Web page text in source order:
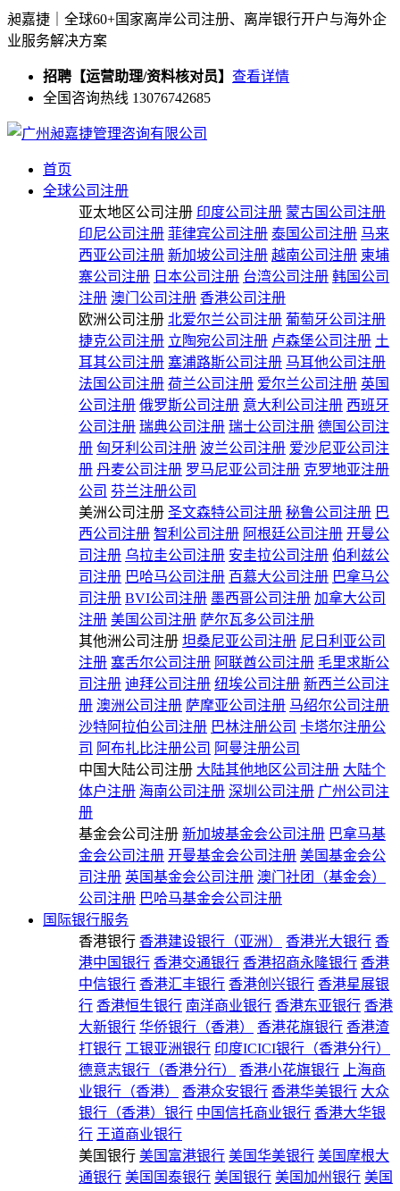
昶嘉捷｜全球60+国家离岸公司注册、离岸银行开户与海外企
业服务解决方案
招聘【运营助理/资料核对员】 查看详情
全国咨询热线 13076742685
首页
全球公司注册
亚太地区公司注册 印度公司注册 蒙古国公司注册
印尼公司注册 菲律宾公司注册 泰国公司注册 马来
西亚公司注册 新加坡公司注册 越南公司注册 柬埔
寨公司注册 日本公司注册 台湾公司注册 韩国公司
注册 澳门公司注册 香港公司注册
欧洲公司注册 北爱尔兰公司注册 葡萄牙公司注册
捷克公司注册 立陶宛公司注册 卢森堡公司注册 土
耳其公司注册 塞浦路斯公司注册 马耳他公司注册
法国公司注册 荷兰公司注册 爱尔兰公司注册 英国
公司注册 俄罗斯公司注册 意大利公司注册 西班牙
公司注册 瑞典公司注册 瑞士公司注册 德国公司注
册 匈牙利公司注册 波兰公司注册 爱沙尼亚公司注
册 丹麦公司注册 罗马尼亚公司注册 克罗地亚注册
公司 芬兰注册公司
美洲公司注册 圣文森特公司注册 秘鲁公司注册 巴
西公司注册 智利公司注册 阿根廷公司注册 开曼公
司注册 乌拉圭公司注册 安圭拉公司注册 伯利兹公
司注册 巴哈马公司注册 百慕大公司注册 巴拿马公
司注册 BVI公司注册 墨西哥公司注册 加拿大公司
注册 美国公司注册 萨尔瓦多公司注册
其他洲公司注册 坦桑尼亚公司注册 尼日利亚公司
注册 塞舌尔公司注册 阿联酋公司注册 毛里求斯公
司注册 迪拜公司注册 纽埃公司注册 新西兰公司注
册 澳洲公司注册 萨摩亚公司注册 马绍尔公司注册
沙特阿拉伯公司注册 巴林注册公司 卡塔尔注册公
司 阿布扎比注册公司 阿曼注册公司
中国大陆公司注册 大陆其他地区公司注册 大陆个
体户注册 海南公司注册 深圳公司注册 广州公司注
册
基金会公司注册 新加坡基金会公司注册 巴拿马基
金会公司注册 开曼基金会公司注册 美国基金会公
司注册 英国基金会公司注册 澳门社团（基金会）
公司注册 巴哈马基金会公司注册
国际银行服务
香港银行 香港建设银行（亚洲） 香港光大银行 香
港中国银行 香港交通银行 香港招商永隆银行 香港
中信银行 香港汇丰银行 香港创兴银行 香港星展银
行 香港恒生银行 南洋商业银行 香港东亚银行 香港
大新银行 华侨银行（香港） 香港花旗银行 香港渣
打银行 工银亚洲银行 印度ICICI银行（香港分行）
德意志银行（香港分行）
香港小花旗银行
上海商
业银行（香港）
香港众安银行 香港华美银行 大众
银行（香港）银行 中国信托商业银行 香港大华银
行 王道商业银行
美国银行 美国富港银行 美国华美银行 美国摩根大
通银行 美国国泰银行 美国银行 美国加州银行 美国